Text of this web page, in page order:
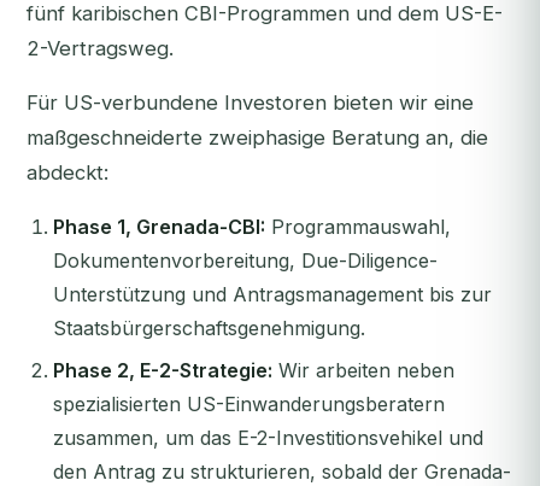
fünf karibischen CBI-Programmen und dem US-E-
2-Vertragsweg.
Für US-verbundene Investoren bieten wir eine
maßgeschneiderte zweiphasige Beratung an, die
abdeckt:
Phase 1, Grenada-CBI: Programmauswahl,
Dokumentenvorbereitung, Due-Diligence-
Unterstützung und Antragsmanagement bis zur
Staatsbürgerschaftsgenehmigung.
Phase 2, E-2-Strategie: Wir arbeiten neben
spezialisierten US-Einwanderungsberatern
zusammen, um das E-2-Investitionsvehikel und
den Antrag zu strukturieren, sobald der Grenada-